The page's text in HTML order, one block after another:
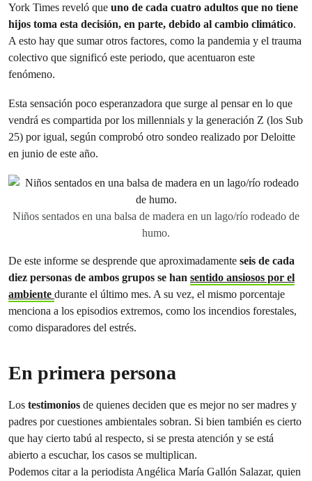
York Times reveló que uno de cada cuatro adultos que no tiene
hijos toma esta decisión, en parte, debido al cambio climático.
A esto hay que sumar otros factores, como la pandemia y el trauma
colectivo que significó este periodo, que acentuaron este
fenómeno.
Esta sensación poco esperanzadora que surge al pensar en lo que
vendrá es compartida por los millennials y la generación Z (los Sub
25) por igual, según comprobó otro sondeo realizado por Deloitte
en junio de este año.
Niños sentados en una balsa de madera en un lago/río rodeado de
humo.
De este informe se desprende que aproximadamente seis de cada
diez personas de ambos grupos se han sentido ansiosos por el
ambiente durante el último mes. A su vez, el mismo porcentaje
menciona a los episodios extremos, como los incendios forestales,
como disparadores del estrés.
En primera persona
Los testimonios de quienes deciden que es mejor no ser madres y
padres por cuestiones ambientales sobran. Si bien también es cierto
que hay cierto tabú al respecto, si se presta atención y se está
abierto a escuchar, los casos se multiplican.
Podemos citar a la periodista Angélica María Gallón Salazar, quien